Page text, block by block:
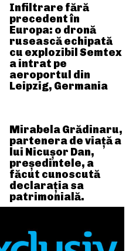
Infiltrare fără
precedent în
Europa: o dronă
rusească echipată
cu explozibil Semtex
a intrat pe
aeroportul din
Leipzig, Germania
Mirabela Grădinaru,
partenera de viață a
lui Nicușor Dan,
președintele, a
făcut cunoscută
declarația sa
patrimonială.